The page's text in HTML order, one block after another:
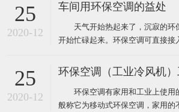
25
2020-12
车间用环保空调的益处
天气开始热起来了，沉寂的环
开始忙碌起来。环保空调可直接接
到制冷空调同样的效果，既达到了
又节约了电能和开支，环保空调降
现在绝大多数企业都安装了这样
大家介绍厂房降温使用
25
2020-12
环保空调有家用和工业上使用
般称它为移动式环保空调，家用的